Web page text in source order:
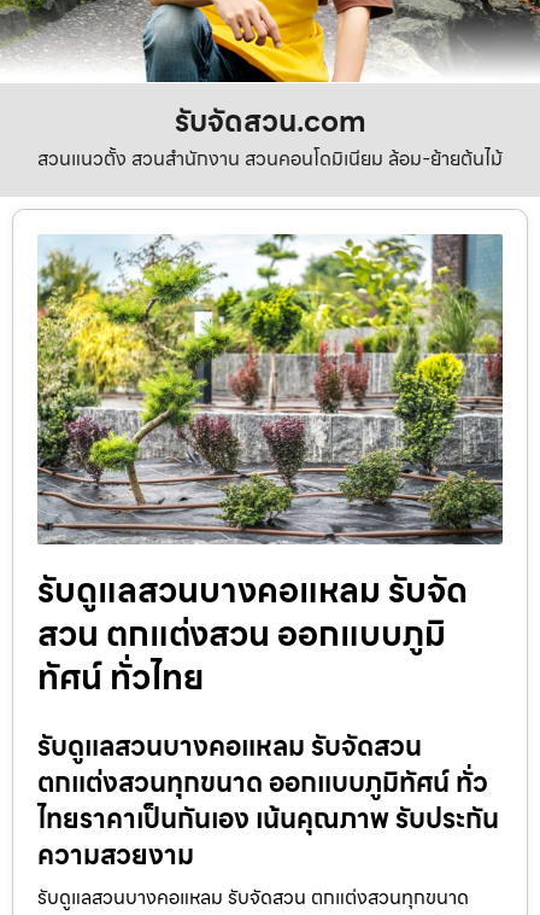
รับจัดสวน.com
สวนแนวตั้ง สวนสำนักงาน สวนคอนโดมิเนียม ล้อม-ย้ายต้นไม้
รับดูแลสวนบางคอแหลม รับจัด
สวน ตกแต่งสวน ออกแบบภูมิ
ทัศน์ ทั่วไทย
รับดูแลสวนบางคอแหลม รับจัดสวน
ตกแต่งสวนทุกขนาด ออกแบบภูมิทัศน์ ทั่ว
ไทยราคาเป็นกันเอง เน้นคุณภาพ รับประกัน
ความสวยงาม
รับดูแลสวนบางคอแหลม รับจัดสวน ตกแต่งสวนทุกขนาด